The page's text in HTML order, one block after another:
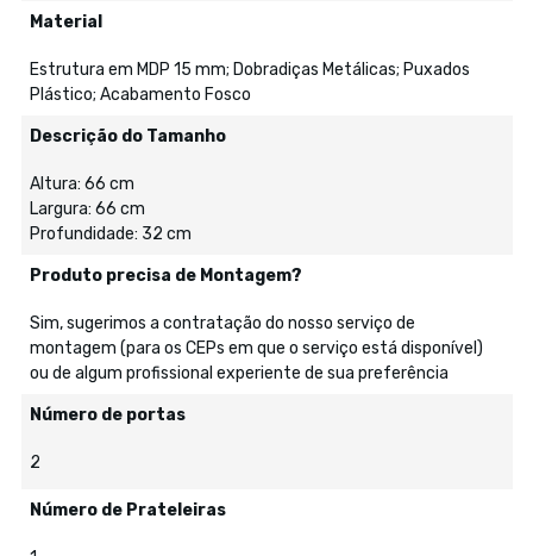
Material
Estrutura em MDP 15 mm; Dobradiças Metálicas; Puxados
Plástico; Acabamento Fosco
Descrição do Tamanho
Altura: 66 cm
Largura: 66 cm
Profundidade: 32 cm
Produto precisa de Montagem?
Sim, sugerimos a contratação do nosso serviço de
montagem (para os CEPs em que o serviço está disponível)
ou de algum profissional experiente de sua preferência
Número de portas
2
Número de Prateleiras